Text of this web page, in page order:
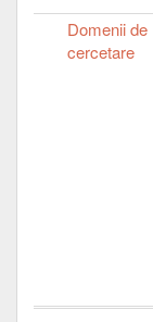
Domenii de
cercetare